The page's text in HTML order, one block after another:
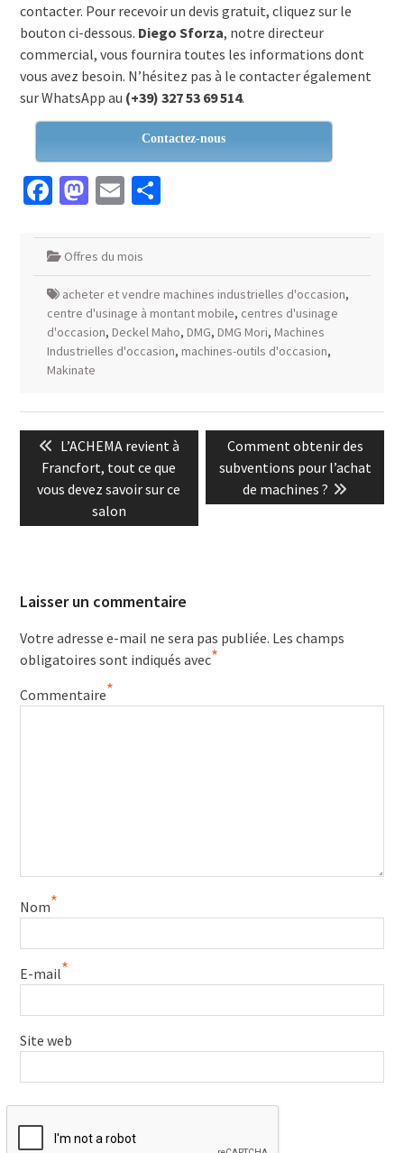
contacter. Pour recevoir un devis gratuit, cliquez sur le
bouton ci-dessous. Diego Sforza, notre directeur
commercial, vous fournira toutes les informations dont
vous avez besoin. N’hésitez pas à le contacter également
sur WhatsApp au (+39) 327 53 69 514.
Contactez-nous
Facebook
Mastodon
EmailPartager
Offres du mois
acheter et vendre machines industrielles d'occasion,
centre d'usinage à montant mobile, centres d'usinage
d'occasion, Deckel Maho, DMG, DMG Mori, Machines
Industrielles d'occasion, machines-outils d'occasion,
Makinate
Navigation
l’article
Previous
post:
L’ACHEMA revient à
Francfort, tout ce que
vous devez savoir sur ce
salon
Next
post:
Comment obtenir des
subventions pour l’achat
de machines ?
Laisser un commentaire
Votre adresse e-mail ne sera pas publiée. Les champs
obligatoires sont indiqués avec*
Commentaire*
Nom*
E-mail*
Site web